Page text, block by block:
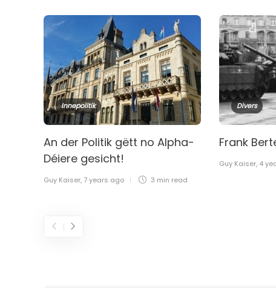
Innepolitik
An der Politik gëtt no Alpha-
Déiere gesicht!
Guy Kaiser, 7 years ago 3 min read
Divers
Frank
Guy Kaiser, 4